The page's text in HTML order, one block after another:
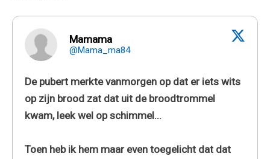
Mamama
@Mama_ma84
De pubert merkte vanmorgen op dat er iets wits
op zijn brood zat dat uit de broodtrommel
kwam, leek wel op schimmel...
Toen heb ik hem maar even toegelicht dat dat